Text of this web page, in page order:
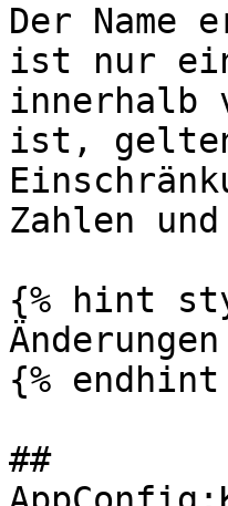
Der
ist nur
innerhalb
ist, gelten
Zahlen
{% hint
{% endhint
##